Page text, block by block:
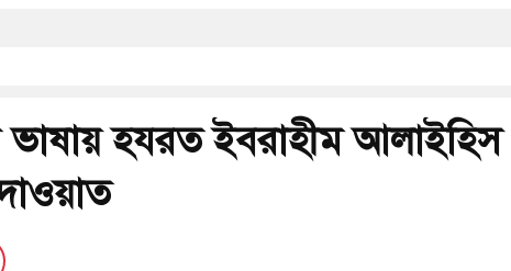
পথচলার কেন্দ্র হবে: ড. ইউনূস
আচরণ ইসরায়েলের মতো: সাদিক
ফুঁসে উঠেছে তিস্তা
ইউনিট মোতায়েন করা হয়েছে: কিয়েভ
ভারতীয় জাহাজ ডুবল
হযরত ইবরাহীম আলাইহিস